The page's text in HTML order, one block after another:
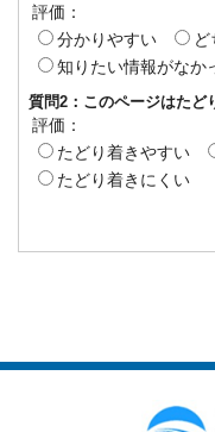
評価：
分かりやすい
知りたい情報がなか
質問2：このページはたど
評価：
たどり着きやすい
たどり着きにくい